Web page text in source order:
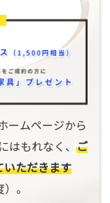
ームページから
はもれなく、 ご
いただきます
。